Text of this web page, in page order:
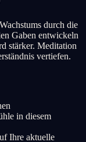
durch die
Gaben entwickeln
stärker. Meditation
vertiefen.
in diesem
Ihre aktuelle